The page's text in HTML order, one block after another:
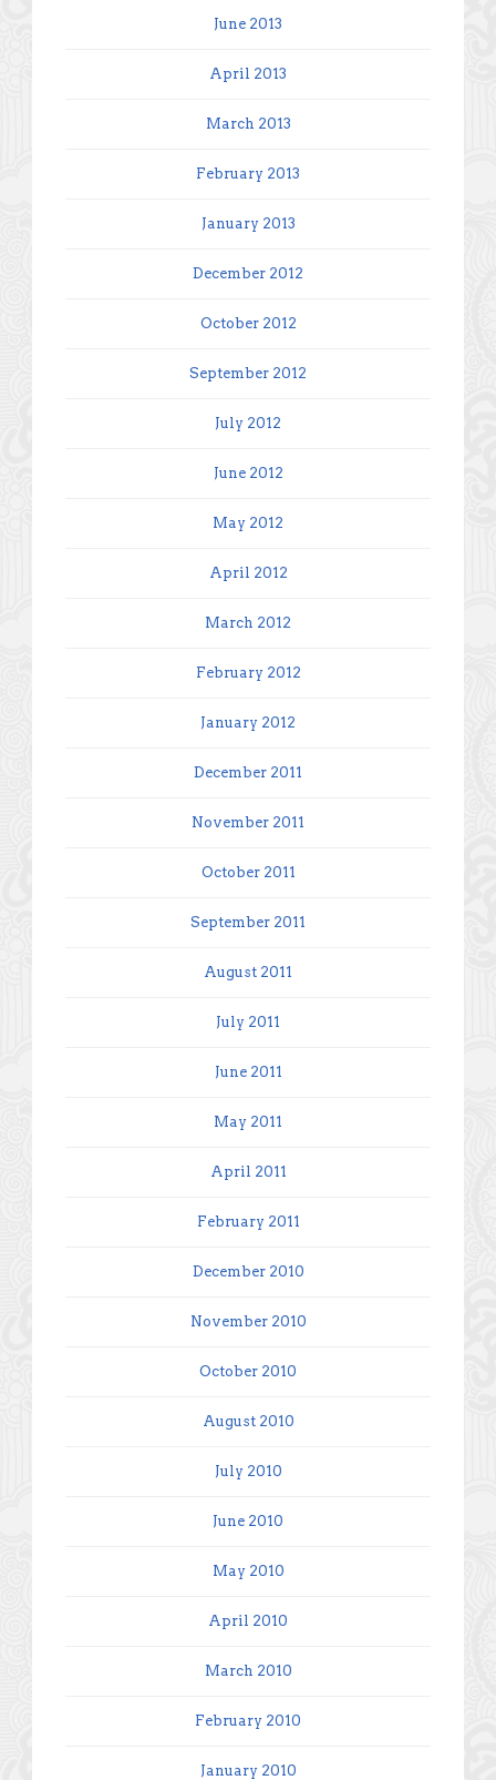
June 2013
April 2013
March 2013
February 2013
January 2013
December 2012
October 2012
September 2012
July 2012
June 2012
May 2012
April 2012
March 2012
February 2012
January 2012
December 2011
November 2011
October 2011
September 2011
August 2011
July 2011
June 2011
May 2011
April 2011
February 2011
December 2010
November 2010
October 2010
August 2010
July 2010
June 2010
May 2010
April 2010
March 2010
February 2010
January 2010